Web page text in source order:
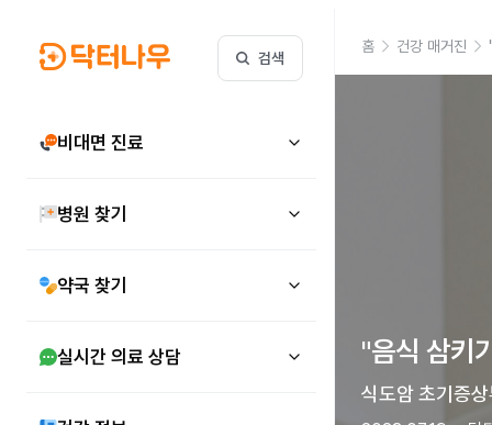
검색
비대면 진료
병원 찾기
약국 찾기
실시간 의료 상담
홈 건강 매거진
"음식 삼키
식도암 초기증